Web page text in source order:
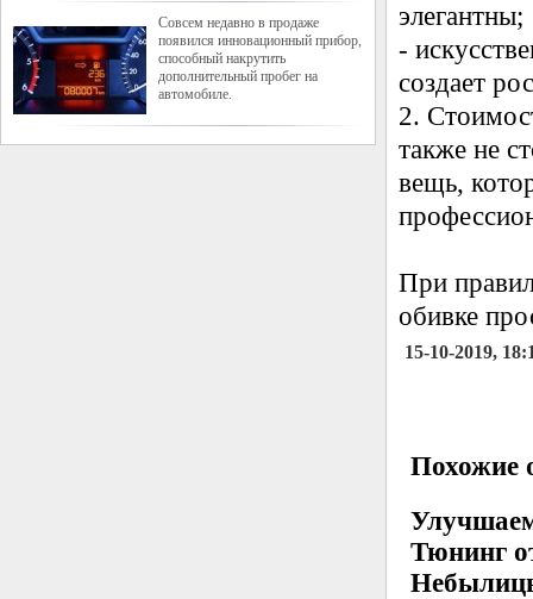
элегантны;
-
создает
2.
также не
вещь,
При
обивке
15-10-2019,
Похожие
Тюнинг
Совсем недавно в продаже
появился инновационный прибор,
способный накрутить
дополнительный пробег на
автомобиле.